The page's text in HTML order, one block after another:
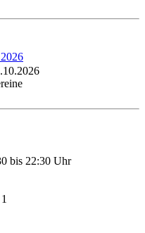
bis 22:30 Uhr